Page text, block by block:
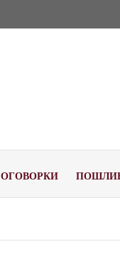
ОГОВОРКИ